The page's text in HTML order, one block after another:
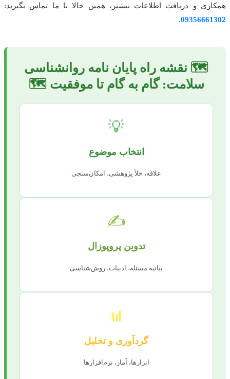
همکاری و دریافت اطلاعات بیشتر، همین حالا با ما تماس بگیرید:
09356661302
.
🗺️ نقشه راه پایان نامه روانشناسی
سلامت: گام به گام تا موفقیت 🗺️
💡
انتخاب موضوع
علاقه، خلأ پژوهشی، امکان‌سنجی
✍️
تدوین پروپوزال
بیانیه مسئله، ادبیات، روش‌شناسی
📊
گردآوری و تحلیل
ابزارها، آمار، نرم‌افزارها